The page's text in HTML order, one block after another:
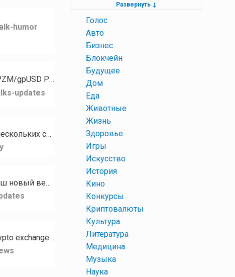
humor
Для токена PZM стали доступны следующие рынки: PZM/XMR PZM/GPH PZM/USDT PZM/gpUSD PZM/gpEUR…
updates
Кому нужны разные базы сообществ, чатов, каналов на тематику Криптовалюта? В наличии есть базы нескольких социальных…
Привет, сообщество RUDEX! Сегодня мы с гордостью представляем RUDEX Swap — наш новый веб-интерфейс мгновенного…
Hello RUDEX community! We’re excited to introduce RUDEX Swap — our brand-new instant crypto exchange interface…
Развернуть↓
Голос
Авто
Бизнес
Блокчейн
Будущее
Дом
Еда
Животные
Жизнь
Здоровье
Игры
Искусство
История
Кино
Конкурсы
Криптовалюты
Культура
Литература
Медицина
Музыка
Наука